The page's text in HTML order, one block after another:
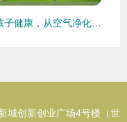
城创新创业广场4号楼（世